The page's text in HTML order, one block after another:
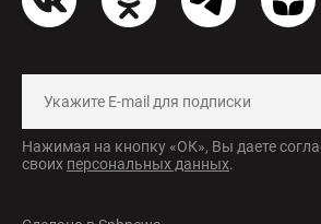
Нажимая на кнопку «ОК», Вы даете
своих персональных данных.